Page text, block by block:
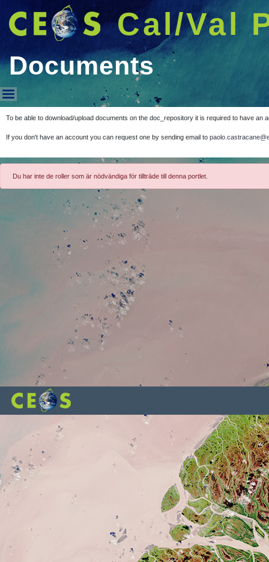
Cal/Val
Documents
Documents
To be able to download/upload documents on the doc_repository it is required to have an
If you don't have an account you can request one by sending email to
Du har inte de roller som är nödvändiga för tillträde till denna portlet.